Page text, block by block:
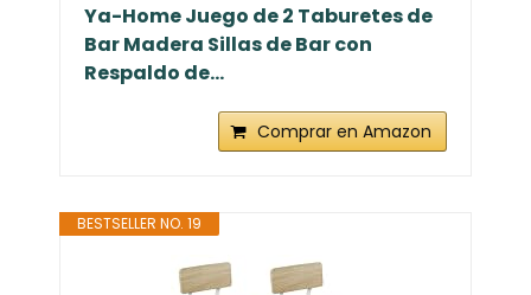
Ya-Home Juego de 2 Taburetes de
Bar Madera Sillas de Bar con
Respaldo de...
Comprar en Amazon
BESTSELLER NO. 19